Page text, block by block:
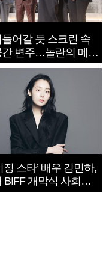
어갈 듯 스크린 속
간 변주…놀란의 메시
전쟁 속죄’
징 스타’ 배우 김민하,
BIFF 개막식 사회자